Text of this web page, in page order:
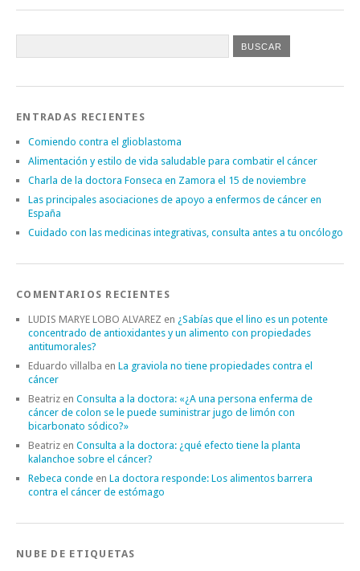
ENTRADAS RECIENTES
Comiendo contra el glioblastoma
Alimentación y estilo de vida saludable para combatir el cáncer
Charla de la doctora Fonseca en Zamora el 15 de noviembre
Las principales asociaciones de apoyo a enfermos de cáncer en
España
Cuidado con las medicinas integrativas, consulta antes a tu oncólogo
COMENTARIOS RECIENTES
LUDIS MARYE LOBO ALVAREZ en ¿Sabías que el lino es un potente
concentrado de antioxidantes y un alimento con propiedades
antitumorales?
Eduardo villalba en La graviola no tiene propiedades contra el
cáncer
Beatriz en Consulta a la doctora: «¿A una persona enferma de
cáncer de colon se le puede suministrar jugo de limón con
bicarbonato sódico?»
Beatriz en Consulta a la doctora: ¿qué efecto tiene la planta
kalanchoe sobre el cáncer?
Rebeca conde en La doctora responde: Los alimentos barrera
contra el cáncer de estómago
NUBE DE ETIQUETAS